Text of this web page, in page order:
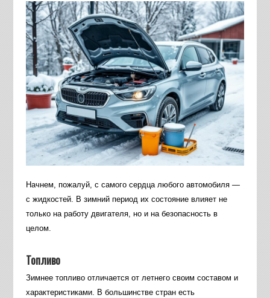
Начнем, пожалуй, с самого сердца любого автомобиля —
с жидкостей. В зимний период их состояние влияет не
только на работу двигателя, но и на безопасность в
целом.
Топливо
Зимнее топливо отличается от летнего своим составом и
характеристиками. В большинстве стран есть